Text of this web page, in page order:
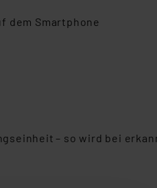
dem Smartphone
– so wird bei